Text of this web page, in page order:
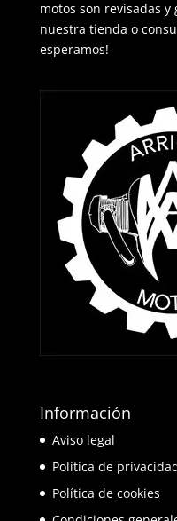
motos son revisadas
nuestra tienda o
esperamos!
Información
Aviso legal
Política de
Política de cookies